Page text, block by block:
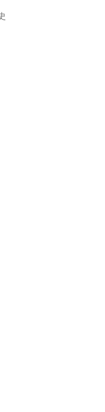
台 DataWorks
支付宝小程序
应用到小程序
后台